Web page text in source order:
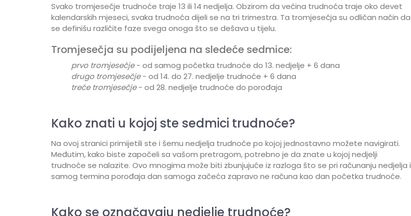
Svako tromjesečje trudnoće traje 13 ili 14 nedjelja. Obzirom da većina trudnoća traje oko devet
kalendarskih mjeseci, svaka trudnoća dijeli se na tri trimestra. Ta tromjesečja su odličan način da
se definišu različite faze svega onoga što se dešava u tijelu.
Tromjesečja su podijeljena na sledeće sedmice:
prvo tromjesečje- od samog početka trudnoće do 13. nedjelje + 6 dana
drugo tromjesečje- od 14. do 27. nedjelje trudnoće + 6 dana
treće tromjesečje- od 28. nedjelje trudnoće do porođaja
Kako znati u kojoj ste sedmici trudnoće?
Na ovoj stranici primijetili ste i šemu nedjelja trudnoće po kojoj jednostavno možete navigirati.
Međutim, kako biste započeli sa vašom pretragom, potrebno je da znate u kojoj nedjelji
trudnoće se nalazite. Ovo mnogima može biti zbunjujuće iz razloga što se pri računanju nedjelja i
samog termina porođaja dan samoga začeća zapravo ne računa kao dan početka trudnoće.
Kako se označavaju nedjelje trudnoće?